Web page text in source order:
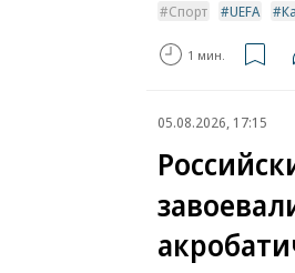
Спорт UEFA
1 мин.
05.08.2026, 17:15